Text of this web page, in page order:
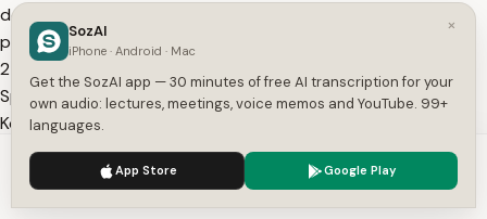
doslovno kao "jabučno računalo". Sustav za strojno
prevođenje vrlo često prevodi ono što ne bi trebao.
24:17
Speaker A
Kod neuralnog strojnog prevođenja vidimo nešto novo u
odnosu na strojno prevođenje na temelju statističkih
postupaka.
24:28
We use cookies to enhance your experience.
×
SozAI
iPhone · Android · Mac
Get the SozAI app — 30 minutes of free AI transcription for your
own audio: lectures, meetings, voice memos and YouTube. 99+
languages.
App Store Google Play